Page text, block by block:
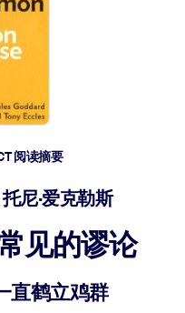
问题并更快采取行动。
能。
LXP，以获得更强的学习效
阅读摘要
尼·爱克勒斯
见的谬论
直鹤立鸡群